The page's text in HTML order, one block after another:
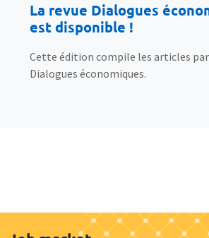
La revue Dialogues
est disponible !
Cette édition compile les articles
Dialogues économiques.